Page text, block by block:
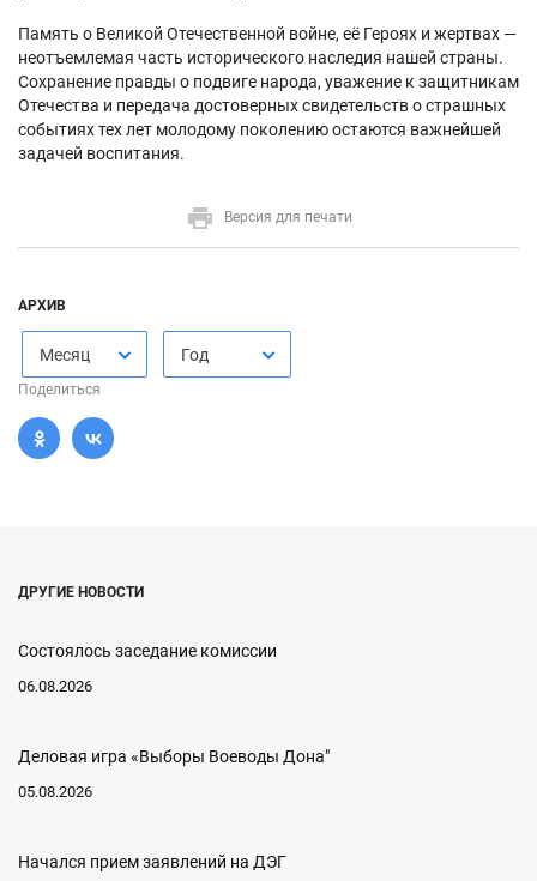
Память о Великой Отечественной войне, её Героях и жертвах —
неотъемлемая часть исторического наследия нашей страны.
Сохранение правды о подвиге народа, уважение к защитникам
Отечества и передача достоверных свидетельств о страшных
событиях тех лет молодому поколению остаются важнейшей
задачей воспитания.
Версия для печати
АРХИВ
Месяц Год
Поделиться
ДРУГИЕ НОВОСТИ
Состоялось заседание комиссии
06.08.2026
Деловая игра «Выборы Воеводы Дона"
05.08.2026
Начался прием заявлений на ДЭГ